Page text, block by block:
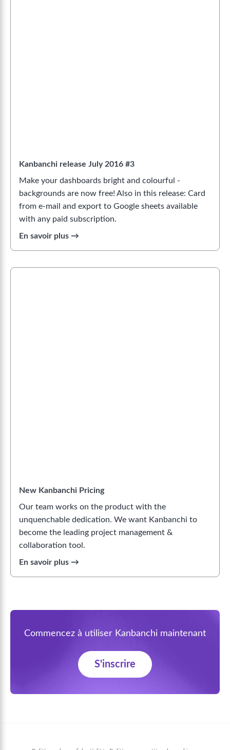
Kanbanchi release July 2016 #3
Make your dashboards bright and colourful -
backgrounds are now free! Also in this release: Card
from e-mail and export to Google sheets available
with any paid subscription.
New Kanbanchi Pricing
Our team works on the product with the
unquenchable dedication. We want Kanbanchi to
become the leading project management &
collaboration tool.
Commencez à utiliser Kanbanchi maintenant
S'inscrire